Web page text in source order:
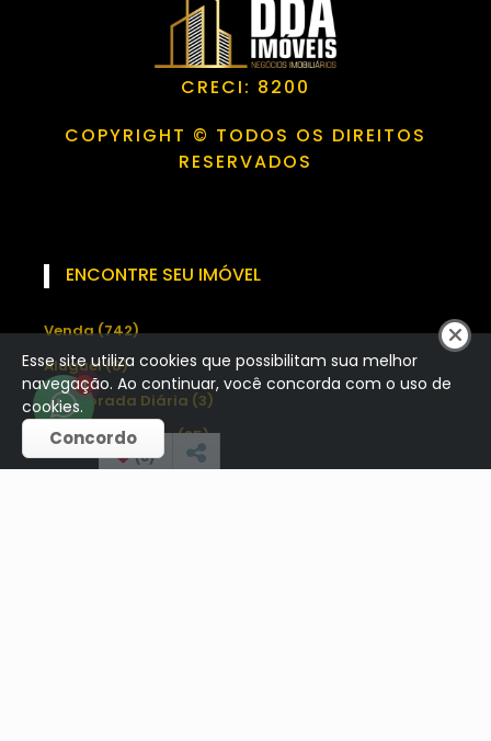
CRECI: 8200
COPYRIGHT © TODOS OS DIREITOS
RESERVADOS
ENCONTRE SEU IMÓVEL
Venda (742)
Aluguel (8)
Temporada Diária (3)
Venda / Permuta (25)
1
(0)
Esse site utiliza cookies que possibilitam sua melhor
navegação. Ao continuar, você concorda com o uso de
cookies.
Concordo